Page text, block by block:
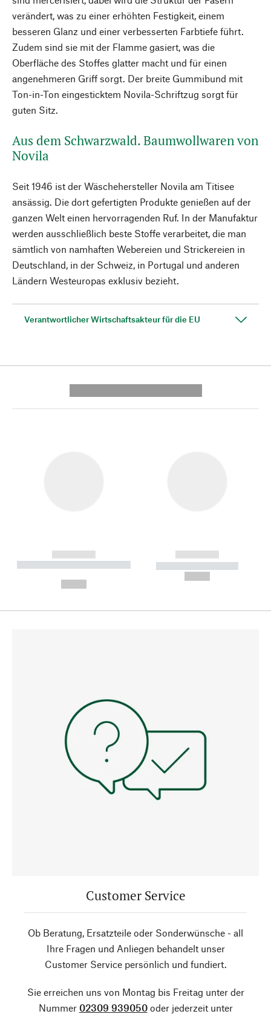
verändert, was zu einer erhöhten Festigkeit, einem
besseren Glanz und einer verbesserten Farbtiefe führt.
Zudem sind sie mit der Flamme gasiert, was die
Oberfläche des Stoffes glatter macht und für einen
angenehmeren Griff sorgt. Der breite Gummibund mit
Ton-in-Ton eingesticktem Novila-Schriftzug sorgt für
guten Sitz.
Aus dem Schwarzwald. Baumwollwaren von
Novila
Seit 1946 ist der Wäschehersteller Novila am Titisee
ansässig. Die dort gefertigten Produkte genießen auf der
ganzen Welt einen hervorragenden Ruf. In der Manufaktur
werden ausschließlich beste Stoffe verarbeitet, die man
sämtlich von namhaften Webereien und Strickereien in
Deutschland, in der Schweiz, in Portugal und anderen
Ländern Westeuropas exklusiv bezieht.
Verantwortlicher Wirtschaftsakteur für die EU
------------
----------- ----------- --------
------------
----------- -----------
Customer Service
Ob Beratung, Ersatzteile oder Sonderwünsche - all
Ihre Fragen und Anliegen behandelt unser
Customer Service persönlich und fundiert.
Sie erreichen uns von Montag bis Freitag unter der
Nummer 02309 939050oder jederzeit unter